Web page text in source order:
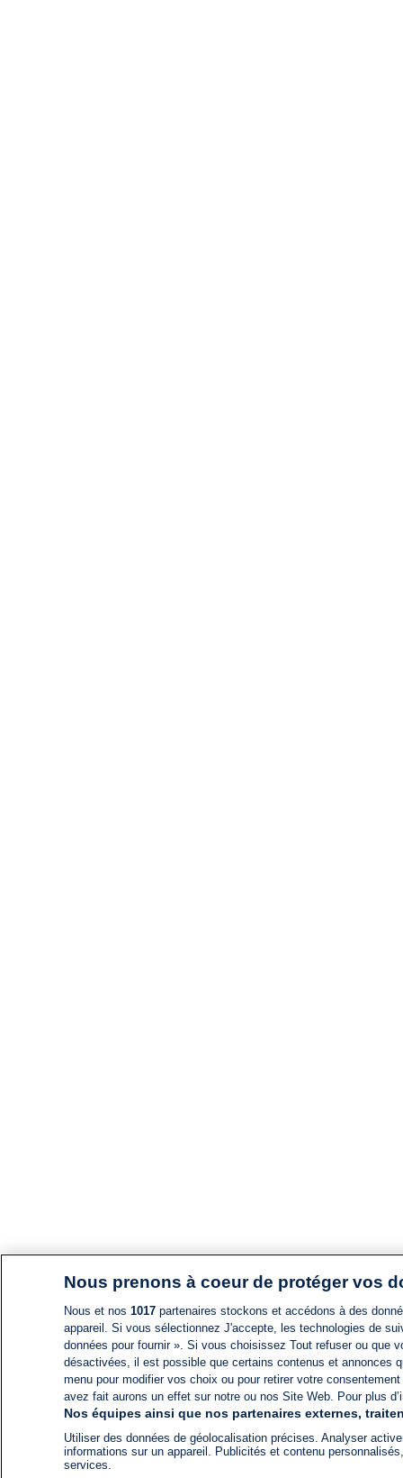
Nous prenons à coeur de protéger vos
Nous et nos 1017partenaires stockons et accédons à des
appareil. Si vous sélectionnez J'accepte, les technologies de
données pour fournir ». Si vous choisissez Tout refuser ou
désactivées, il est possible que certains contenus et annonces
menu pour modifier vos choix ou pour retirer votre
avez fait aurons un effet sur notre ou nos Site Web. Pour plus
Nos équipes ainsi que nos partenaires externes,
Utiliser des données de géolocalisation précises. Analyser
informations sur un appareil. Publicités et contenu
services.